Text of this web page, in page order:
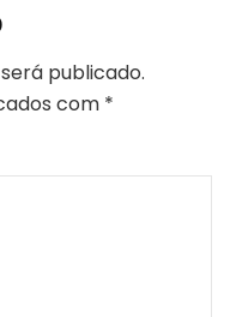
publicado.
com *